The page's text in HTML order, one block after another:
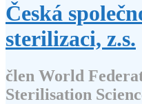
Česká
sterilizaci, z.s.
člen World
Sterilisation